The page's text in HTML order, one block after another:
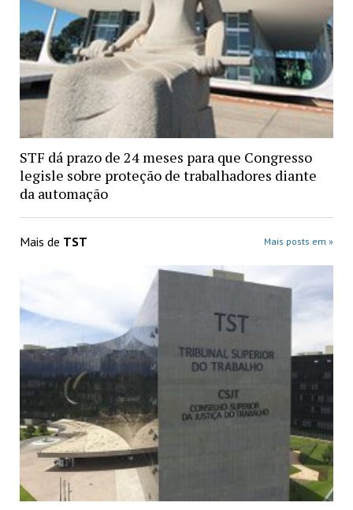
STF dá prazo de 24 meses para que Congresso
legisle sobre proteção de trabalhadores diante
da automação
Mais de TST Mais posts em »